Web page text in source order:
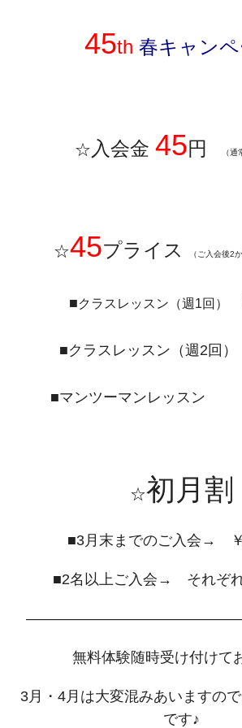
45th 春キャン
☆ 入会金 45円 （
☆45プライス （ご入会後2
■クラスレッスン（週1回）
■クラスレッスン（週2回
■マンツーマンレッスン
☆初月割
■3月末までのご入会→ ￥
■2名以上ご入会→ それぞれ
無料体験随時受け付けて
3月・4月は大変混みあいますの
です♪